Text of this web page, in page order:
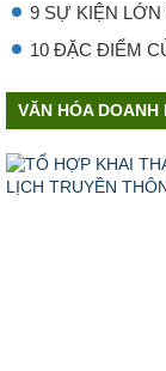
9 SỰ KIỆN LỚN
10 ĐẶC ĐIỂM
VĂN HÓA DOANH